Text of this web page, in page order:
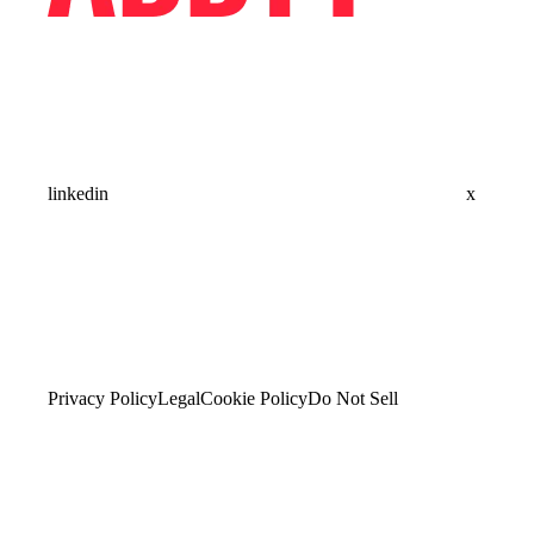
linkedin x
Privacy PolicyLegalCookie PolicyDo Not Sell